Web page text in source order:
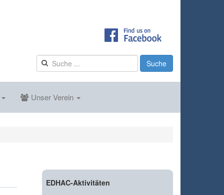
Suche
Unser Verein
EDHAC-Aktivitäten